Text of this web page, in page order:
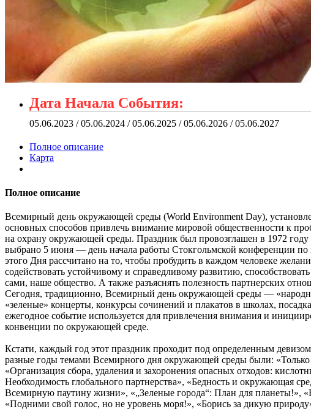
Дата Начала События:
05.06.2023 / 05.06.2024 / 05.06.2025 / 05.06.2026 / 05.06.2027
Полное описание
Карта
Полное описание
Всемирный день окружающей среды (World Environment Day),
основных способов привлечь внимание мировой общественности к
на охрану окружающей среды. Праздник был провозглашен в 1972
выбрано 5 июня — день начала работы Стокгольмской конференции
этого Дня рассчитано на то, чтобы пробудить в каждом человеке
содействовать устойчивому и справедливому развитию,
сами, наше общество. А также разъяснять полезность партнерских
Сегодня, традиционно, Всемирный день окружающей среды —
«зеленые» концерты, конкурсы сочинений и плакатов в школах,
ежегодное событие используется для привлечения внимания и
конвенции по окружающей среде.
Кстати, каждый год этот праздник проходит под определенным
разные годы темами Всемирного дня окружающей среды были: «Только
«Организация сбора, удаления и захоронения опасных отходов:
Необходимость глобального партнерства», «Бедность и окружающая
Всемирную паутину жизни», «„Зеленые города“: План для
«Подними свой голос, но не уровень моря!», «Борись за дикую